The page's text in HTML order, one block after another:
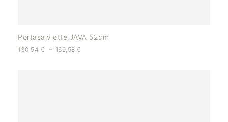
Portasalviette JAVA 52cm
130,54 € - 169,58€